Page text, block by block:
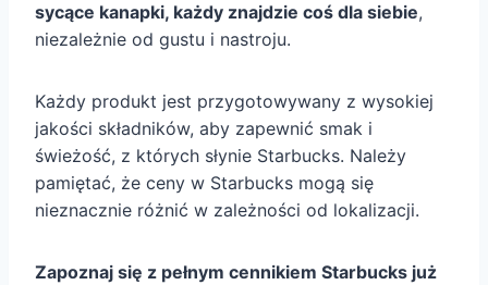
sycące kanapki, każdy znajdzie coś dla siebie,
niezależnie od gustu i nastroju.
Każdy produkt jest przygotowywany z wysokiej
jakości składników, aby zapewnić smak i
świeżość, z których słynie Starbucks. Należy
pamiętać, że ceny w Starbucks mogą się
nieznacznie różnić w zależności od lokalizacji.
Zapoznaj się z pełnym cennikiem Starbucks już